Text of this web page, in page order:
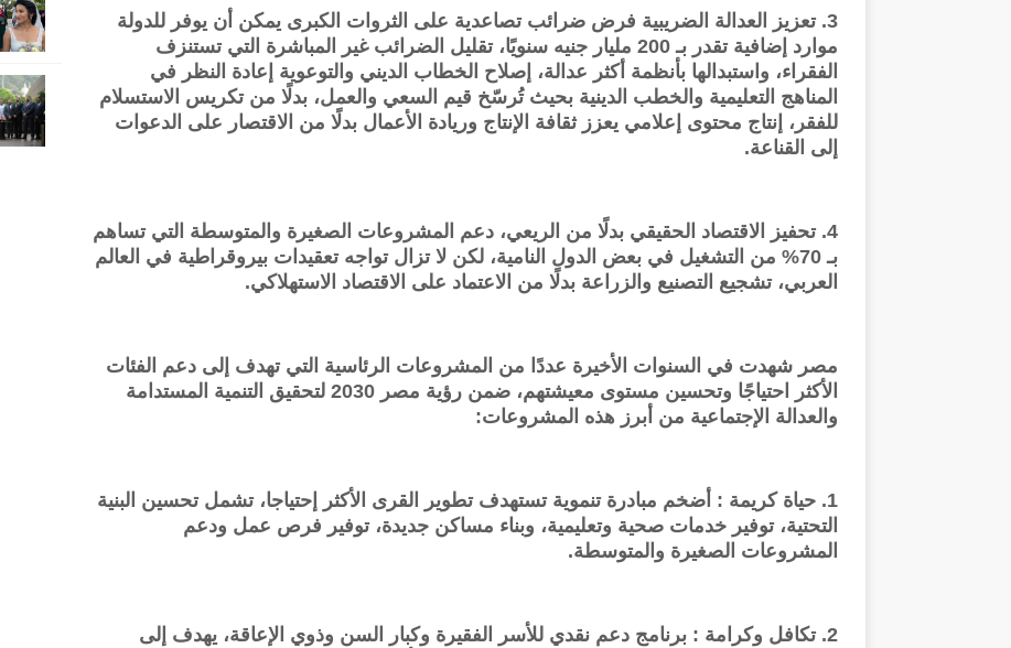
3. تعزيز العدالة الضريبية فرض ضرائب تصاعدية على الثروات الكبرى يمكن أن يوفر للدولة
موارد إضافية تقدر بـ 200 مليار جنيه سنويًا، تقليل الضرائب غير المباشرة التي تستنزف
الفقراء، واستبدالها بأنظمة أكثر عدالة، إصلاح الخطاب الديني والتوعوية إعادة النظر في
المناهج التعليمية والخطب الدينية بحيث تُرسّخ قيم السعي والعمل، بدلًا من تكريس الاستسلام
للفقر، إنتاج محتوى إعلامي يعزز ثقافة الإنتاج وريادة الأعمال بدلًا من الاقتصار على الدعوات
إلى القناعة.
4. تحفيز الاقتصاد الحقيقي بدلًا من الريعي، دعم المشروعات الصغيرة والمتوسطة التي تساهم
بـ 70% من التشغيل في بعض الدول النامية، لكن لا تزال تواجه تعقيدات بيروقراطية في العالم
العربي، تشجيع التصنيع والزراعة بدلًا من الاعتماد على الاقتصاد الاستهلاكي.
مصر شهدت في السنوات الأخيرة عددًا من المشروعات الرئاسية التي تهدف إلى دعم الفئات
الأكثر احتياجًا وتحسين مستوى معيشتهم، ضمن رؤية مصر 2030 لتحقيق التنمية المستدامة
والعدالة الإجتماعية من أبرز هذه المشروعات:
1. حياة كريمة : أضخم مبادرة تنموية تستهدف تطوير القرى الأكثر إحتياجا، تشمل تحسين البنية
التحتية، توفير خدمات صحية وتعليمية، وبناء مساكن جديدة، توفير فرص عمل ودعم
المشروعات الصغيرة والمتوسطة.
2. تكافل وكرامة : برنامج دعم نقدي للأسر الفقيرة وكبار السن وذوي الإعاقة، يهدف إلى